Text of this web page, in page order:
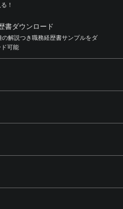
！
書ダウンロード
の解説つき職務経歴書サンプルをダ
可能